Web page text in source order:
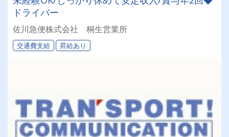
ドライバー
佐川急便株式会社 桐生営業所
交通費支給 昇給あり